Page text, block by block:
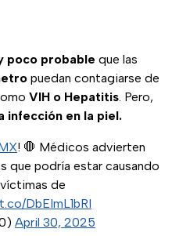
poco probable que las
puedan contagiarse de
VIH o Hepatitis. Pero,
infección en la piel.
! 🛑 Médicos advierten
que podría estar causando
de
DbEImL1bRI
April 30, 2025